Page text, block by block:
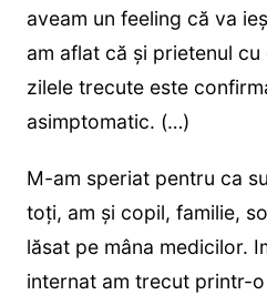
aveam un feeling că va
am aflat că și prietenul
zilele trecute este
asimptomatic. (…)
M-am speriat pentru ca
toți, am și copil, familie,
lăsat pe mâna medicilor.
internat am trecut printr-